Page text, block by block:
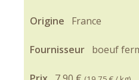
Origine France
Fournisseur boeuf